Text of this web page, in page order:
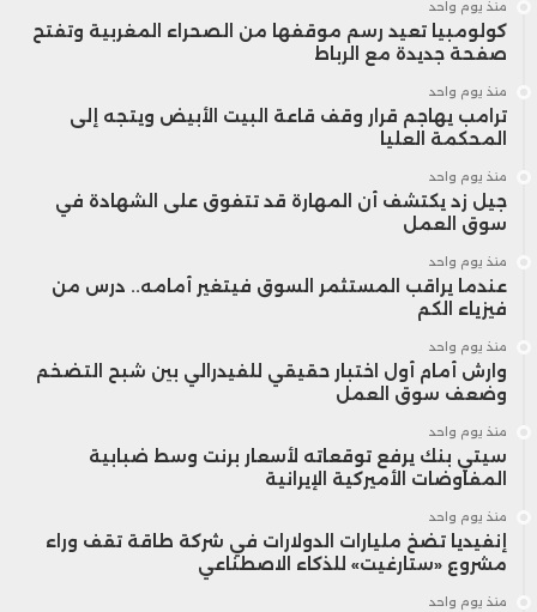
منذ يوم واحد
كولومبيا تعيد رسم موقفها من الصحراء المغربية وتفتح
صفحة جديدة مع الرباط
منذ يوم واحد
ترامب يهاجم قرار وقف قاعة البيت الأبيض ويتجه إلى
المحكمة العليا
منذ يوم واحد
جيل زد يكتشف أن المهارة قد تتفوق على الشهادة في
سوق العمل
منذ يوم واحد
عندما يراقب المستثمر السوق فيتغير أمامه.. درس من
فيزياء الكم
منذ يوم واحد
وارش أمام أول اختبار حقيقي للفيدرالي بين شبح التضخم
وضعف سوق العمل
منذ يوم واحد
سيتي بنك يرفع توقعاته لأسعار برنت وسط ضبابية
المفاوضات الأميركية الإيرانية
منذ يوم واحد
إنفيديا تضخ مليارات الدولارات في شركة طاقة تقف وراء
مشروع «ستارغيت» للذكاء الاصطناعي
منذ يوم واحد